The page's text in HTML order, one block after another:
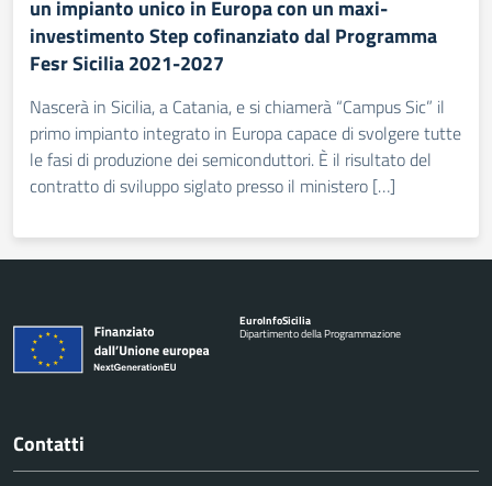
un impianto unico in Europa con un maxi-
investimento Step cofinanziato dal Programma
Fesr Sicilia 2021-2027
Nascerà in Sicilia, a Catania, e si chiamerà “Campus Sic” il
primo impianto integrato in Europa capace di svolgere tutte
le fasi di produzione dei semiconduttori. È il risultato del
contratto di sviluppo siglato presso il ministero […]
EuroInfoSicilia
Dipartimento della Programmazione
Contatti